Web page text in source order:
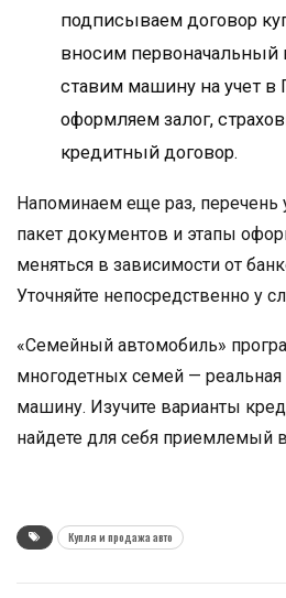
подписываем договор
вносим первоначальный
ставим машину на учет
оформляем залог,
кредитный договор.
Напоминаем еще раз,
пакет документов и этапы
меняться в зависимости от
Уточняйте непосредственно у
«Семейный автомобиль»
многодетных семей —
машину. Изучите варианты
найдете для себя приемлемый
Купля и продажа авто